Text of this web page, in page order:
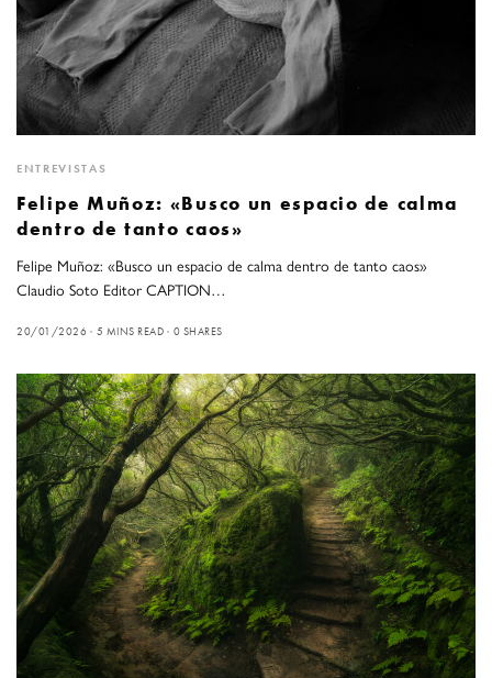
ENTREVISTAS
Felipe Muñoz: «Busco un espacio de calma
dentro de tanto caos»
Felipe Muñoz: «Busco un espacio de calma dentro de tanto caos»
Claudio Soto Editor CAPTION…
20/01/2026 5 MINS READ 0 SHARES